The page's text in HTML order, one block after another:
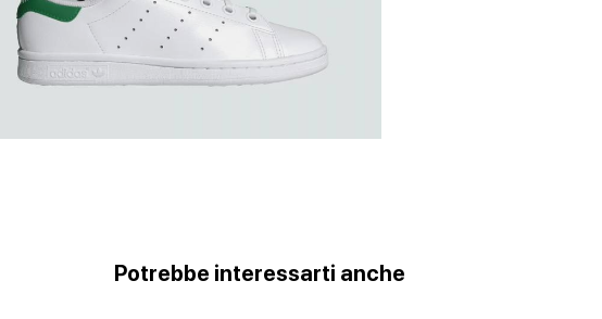
Potrebbe interessarti anche